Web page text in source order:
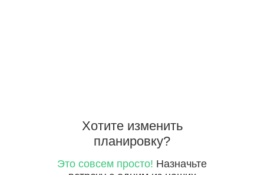
Хотите изменить
планировку?
Это совсем просто! Назначьте